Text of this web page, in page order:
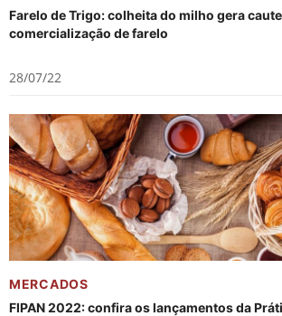
Farelo de Trigo: colheita do milho gera
comercialização de farelo
28/07/22
MERCADOS
FIPAN 2022: confira os lançamentos da